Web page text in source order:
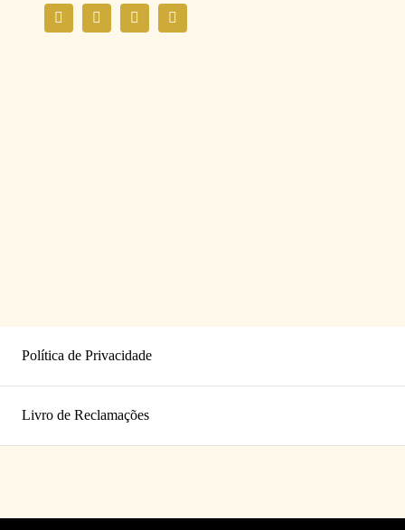
Política de Privacidade
Livro de Reclamações